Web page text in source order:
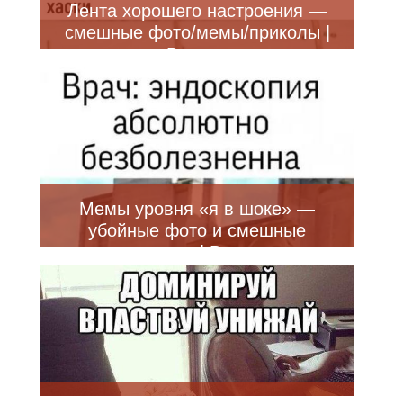
Лента хорошего настроения —
смешные фото/мемы/приколы |
Bugaga
Мемы уровня «я в шоке» —
убойные фото и смешные
приколы | Bugaga